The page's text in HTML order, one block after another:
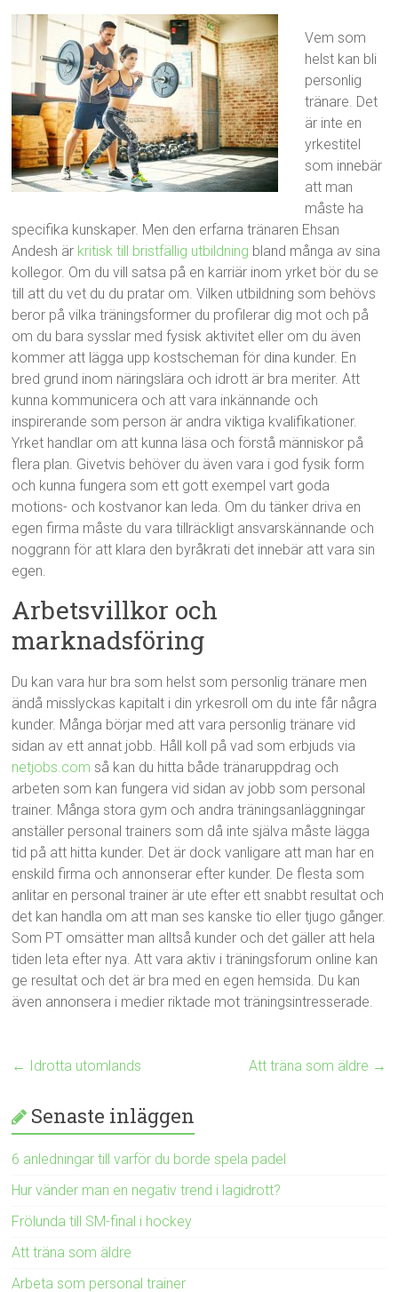
Vem som
helst kan bli
personlig
tränare. Det
är inte en
yrkestitel
som innebär
att man
måste ha
specifika kunskaper. Men den erfarna tränaren Ehsan
Andesh är kritisk till bristfällig utbildning bland många av sina
kollegor. Om du vill satsa på en karriär inom yrket bör du se
till att du vet du du pratar om. Vilken utbildning som behövs
beror på vilka träningsformer du profilerar dig mot och på
om du bara sysslar med fysisk aktivitet eller om du även
kommer att lägga upp kostscheman för dina kunder. En
bred grund inom näringslära och idrott är bra meriter. Att
kunna kommunicera och att vara inkännande och
inspirerande som person är andra viktiga kvalifikationer.
Yrket handlar om att kunna läsa och förstå människor på
flera plan. Givetvis behöver du även vara i god fysik form
och kunna fungera som ett gott exempel vart goda
motions- och kostvanor kan leda. Om du tänker driva en
egen firma måste du vara tillräckligt ansvarskännande och
noggrann för att klara den byråkrati det innebär att vara sin
egen.
Arbetsvillkor och
marknadsföring
Du kan vara hur bra som helst som personlig tränare men
ändå misslyckas kapitalt i din yrkesroll om du inte får några
kunder. Många börjar med att vara personlig tränare vid
sidan av ett annat jobb. Håll koll på vad som erbjuds via
netjobs.com så kan du hitta både tränaruppdrag och
arbeten som kan fungera vid sidan av jobb som personal
trainer. Många stora gym och andra träningsanläggningar
anställer personal trainers som då inte själva måste lägga
tid på att hitta kunder. Det är dock vanligare att man har en
enskild firma och annonserar efter kunder. De flesta som
anlitar en personal trainer är ute efter ett snabbt resultat och
det kan handla om att man ses kanske tio eller tjugo gånger.
Som PT omsätter man alltså kunder och det gäller att hela
tiden leta efter nya. Att vara aktiv i träningsforum online kan
ge resultat och det är bra med en egen hemsida. Du kan
även annonsera i medier riktade mot träningsintresserade.
← Idrotta utomlands Att träna som äldre →
Senaste inläggen
6 anledningar till varför du borde spela padel
Hur vänder man en negativ trend i lagidrott?
Frölunda till SM-final i hockey
Att träna som äldre
Arbeta som personal trainer